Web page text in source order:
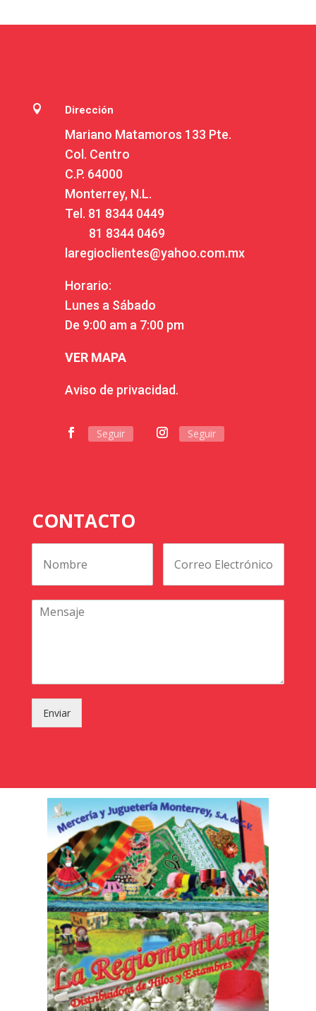
 Dirección
Mariano Matamoros 133 Pte.
Col. Centro
C.P. 64000
Monterrey, N.L.
Tel. 81 8344 0449
81 8344 0469
laregioclientes@yahoo.com.mx
Horario:
Lunes a Sábado
De 9:00 am a 7:00 pm
VER MAPA
Aviso de privacidad.
Seguir Seguir
CONTACTO
Enviar